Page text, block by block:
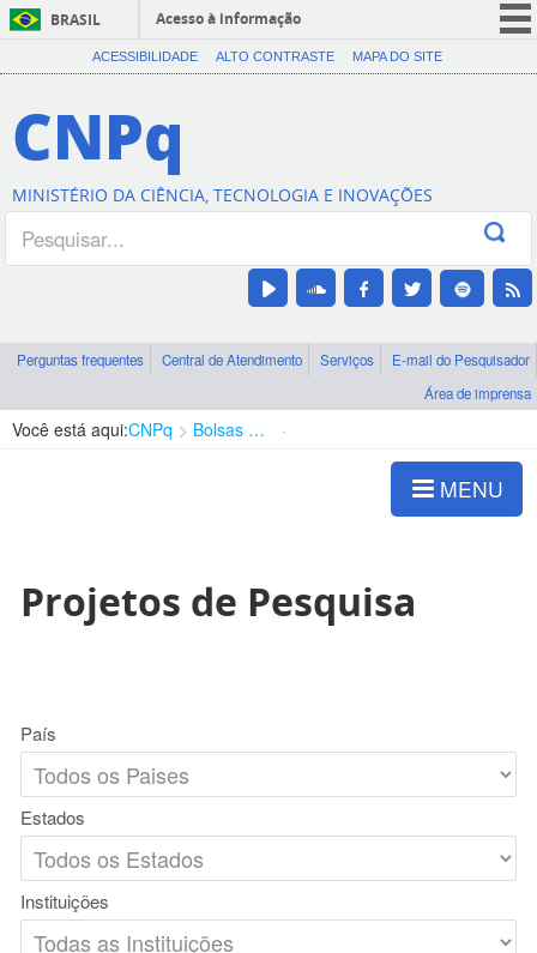
BRASIL
Acesso à informação
CORONAVÍRUS (COVID-19)
Canais
ACESSIBILIDADE ALTO CONTRASTE MAPA DO SITE
CNPq
MINISTÉRIO DA CIÊNCIA, TECNOLOGIA E INOVAÇÕES
Perguntas frequentes Central de Atendimento Serviços
E-mail do Pesquisador
Área de imprensa
Você está aqui:CNPq Bolsas e Auxílios Vigentes
MENU
Projetos de Pesquisa
País
Estados
Instituições